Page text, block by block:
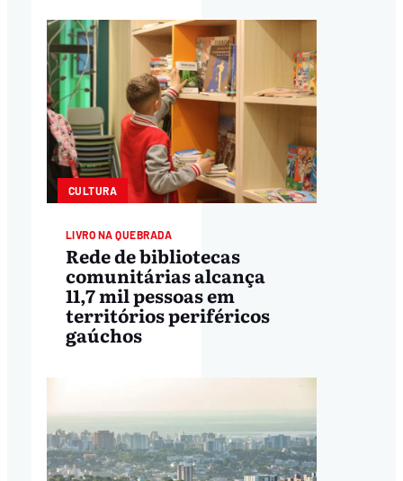
CULTURA
LIVRO NA QUEBRADA
Rede de bibliotecas
comunitárias alcança
11,7 mil pessoas em
territórios periféricos
gaúchos